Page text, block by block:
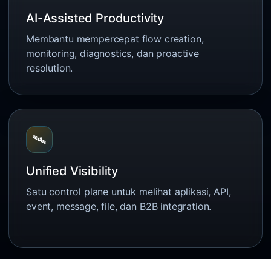
AI-Assisted Productivity
Membantu mempercepat flow creation,
monitoring, diagnostics, dan proactive
resolution.
🛰️
Unified Visibility
Satu control plane untuk melihat aplikasi, API,
event, message, file, dan B2B integration.